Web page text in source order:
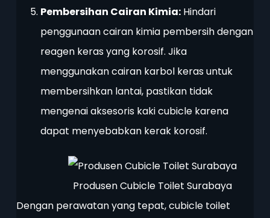
Pembersihan Cairan Kimia:Hindari
penggunaan cairan kimia pembersih dengan
reagen keras yang korosif. Jika
menggunakan cairan karbol keras untuk
membersihkan lantai, pastikan tidak
mengenai aksesoris kaki cubicle karena
dapat menyebabkan kerak korosif.
Produsen Cubicle Toilet Surabaya
Dengan perawatan yang tepat, cubicle toilet